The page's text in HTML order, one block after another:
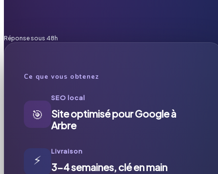
Réponse sous 48h
Ce que vous obtenez
🎯
SEO local
Site optimisé pour Google à
Arbre
⚡
Livraison
3-4 semaines, clé en main